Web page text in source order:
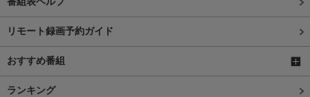
リモート録画予約ガイド
おすすめ番組
ランキング